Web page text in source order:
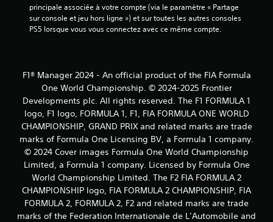
principale associée à votre compte (via le paramètre « Partage
sur console et jeu hors ligne ») et sur toutes les autres consoles
PS5 lorsque vous vous connectez avec ce même compte.
F1® Manager 2024 - An official product of the FIA Formula
One World Championship. © 2024-2025 Frontier
Developments plc. All rights reserved. The F1 FORMULA 1
logo, F1 logo, FORMULA 1, F1, FIA FORMULA ONE WORLD
CHAMPIONSHIP, GRAND PRIX and related marks are trade
marks of Formula One Licensing BV, a Formula 1 company.
© 2024 Cover images Formula One World Championship
Limited, a Formula 1 company. Licensed by Formula One
World Championship Limited. The F2 FIA FORMULA 2
CHAMPIONSHIP logo, FIA FORMULA 2 CHAMPIONSHIP, FIA
FORMULA 2, FORMULA 2, F2 and related marks are trade
marks of the Federation Internationale de L’Automobile and